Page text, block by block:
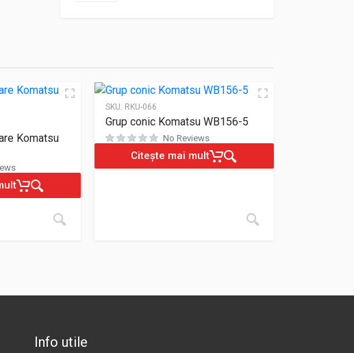
Evaluat la0din 5
Komatsu
SKU: RKU-066
Grup conic Komatsu WB156-5
No Reviews
Citește mai mult
Info utile